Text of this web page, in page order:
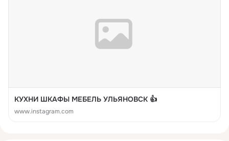
КУХНИ ШКАФЫ МЕБЕЛЬ УЛЬЯНОВСК 👍
www.instagram.com